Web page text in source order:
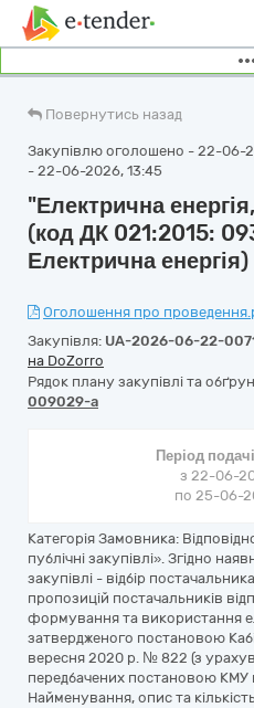
Повернутись назад
Закупівлю оголошено - 22-06-
- 22-06-2026, 13:45
"Електрична
(код ДК 021:2015:
Електрична енергія)
Оголошення про
Закупівля: UA-2026-06-22-
на DoZorro
Рядок плану закупівлі та
009029-a
Період
з 22-06-
по 25-06-
Категорія Замовника:
публічні закупівлі». Згідно
закупівлі - відбір
пропозицій постачальників
формування та використання
затвердженого постановою
вересня 2020 р. № 822 (з
передбачених постановою КМУ
Найменування, опис та